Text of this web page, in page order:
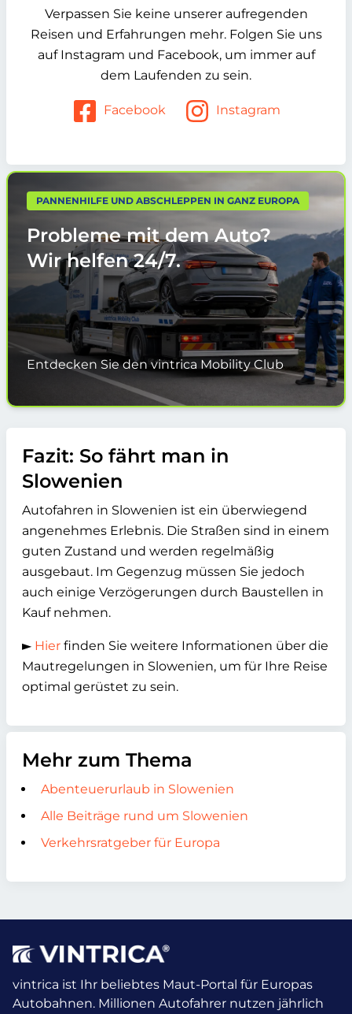
Verpassen Sie keine unserer aufregenden
Reisen und Erfahrungen mehr. Folgen Sie uns
auf Instagram und Facebook, um immer auf
dem Laufenden zu sein.
Facebook Instagram
PANNENHILFE UND ABSCHLEPPEN IN GANZ EUROPA
Probleme mit dem Auto?
Wir helfen24/7.
Entdecken Sie den vintrica Mobility Club
Fazit: So fährt man in
Slowenien
Autofahren in Slowenien ist ein überwiegend
angenehmes Erlebnis. Die Straßen sind in einem
guten Zustand und werden regelmäßig
ausgebaut. Im Gegenzug müssen Sie jedoch
auch einige Verzögerungen durch Baustellen in
Kauf nehmen.
► Hier finden Sie weitere Informationen über die
Mautregelungen in Slowenien, um für Ihre Reise
optimal gerüstet zu sein.
Mehr zum Thema
Abenteuerurlaub in Slowenien
Alle Beiträge rund um Slowenien
Verkehrsratgeber für Europa
vintrica ist Ihr beliebtes Maut-Portal für Europas
Autobahnen. Millionen Autofahrer nutzen jährlich